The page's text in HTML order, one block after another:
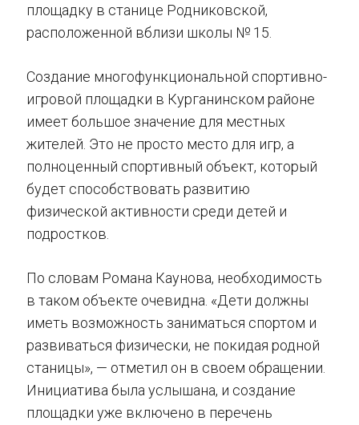
площадку в станице Родниковской,
расположенной вблизи школы № 15.
Создание многофункциональной спортивно-
игровой площадки в Курганинском районе
имеет большое значение для местных
жителей. Это не просто место для игр, а
полноценный спортивный объект, который
будет способствовать развитию
физической активности среди детей и
подростков.
По словам Романа Каунова, необходимость
в таком объекте очевидна. «Дети должны
иметь возможность заниматься спортом и
развиваться физически, не покидая родной
станицы», — отметил он в своем обращении.
Инициатива была услышана, и создание
площадки уже включено в перечень